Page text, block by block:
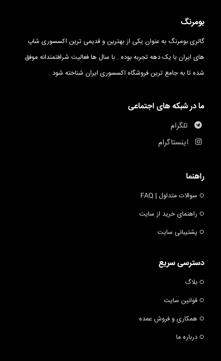
بومرنگ
گالری بومرنگ به عنوان یکی از بهترین و قدیمی ترین اکسسوری شاپ
های ایران با یک دهه تجربه بوده . با سال ها فعالیت شرافتمندانه موفق
شده تا به جامع ترین فروشگاه اکسسوری ایران شناخته شود .
ما در شبکه های اجتماعی
تلگرام
اینستاگرام
راهنما
سوالات متداول | FAQ
راهنمای خرید از سایت
پشتیبانی سایت
دسترسی سریع
بلاگ
قوانین سایت
همکاری و فروش عمده
درباره ما